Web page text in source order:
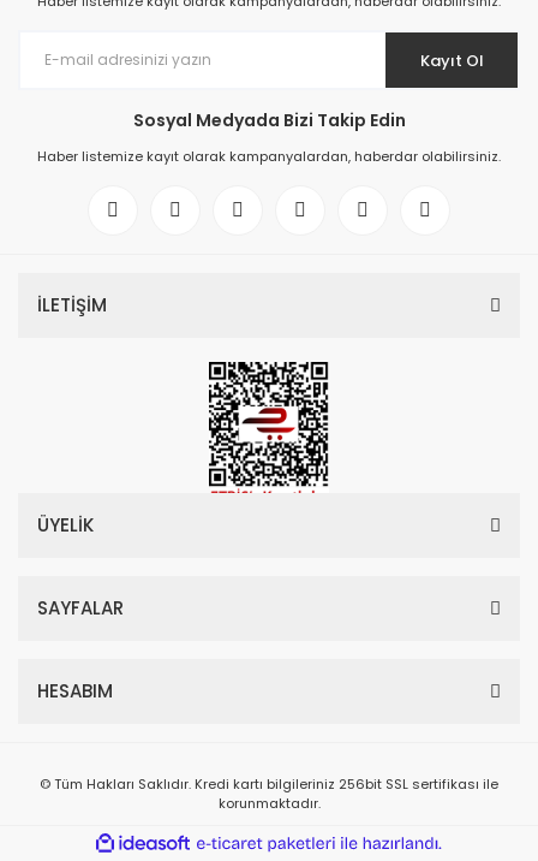
Kayıt Ol
Sosyal Medyada Bizi Takip Edin
Haber listemize kayıt olarak kampanyalardan, haberdar olabilirsiniz.
İLETİŞİM
ÜYELİK
SAYFALAR
HESABIM
© Tüm Hakları Saklıdır. Kredi kartı bilgileriniz 256bit SSL sertifikası ile
korunmaktadır.
ideasoft
e-